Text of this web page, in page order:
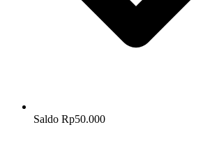
Saldo Rp50.000